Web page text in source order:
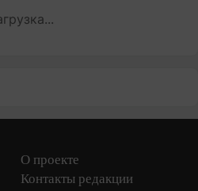
О проекте
Контакты редакции